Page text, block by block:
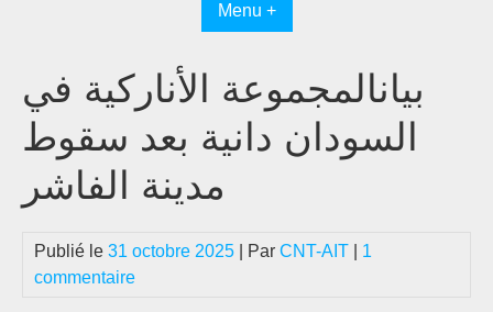
Menu +
بيانالمجموعة الأناركية في
السودان دانية بعد سقوط
مدينة الفاشر
Publié le 31 octobre 2025 | Par CNT-AIT
1
commentaire